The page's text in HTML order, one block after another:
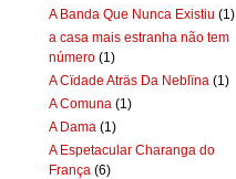
A Banda Que Nunca Existiu (1)
a casa mais estranha não tem
número (1)
A Cïdade Aträs Da Neblïna (1)
A Comuna (1)
A Dama (1)
A Espetacular Charanga do
França (6)